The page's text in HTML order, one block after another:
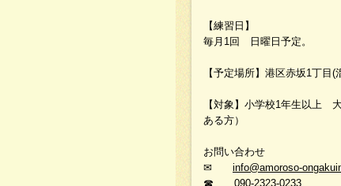
【練習日】
毎月1回 日曜日予定。
【予定場所】港区赤坂1丁目
【対象】小学校1年生以上
ある方）
お問い合わせ
✉ info@amoroso-
☎ 090-2323-0233